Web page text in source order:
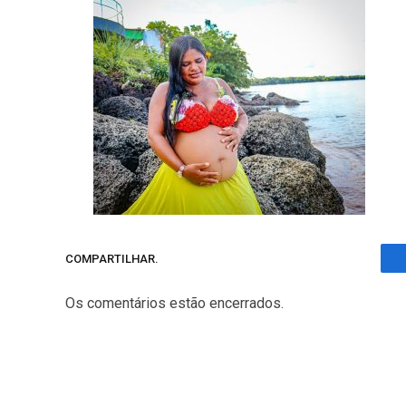
COMPARTILHAR.
Os comentários estão encerrados.